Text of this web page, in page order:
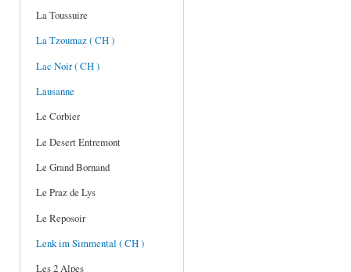
La Toussuire
La Tzoumaz ( CH )
Lac Noir ( CH )
Lausanne
Le Corbier
Le Desert Entremont
Le Grand Bornand
Le Praz de Lys
Le Reposoir
Lenk im Simmental ( CH )
Les 2 Alpes